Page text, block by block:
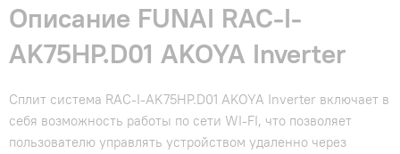
Описание FUNAI RAC-I-
AK75HP.D01 AKOYA Inverter
Сплит система RAC-I-AK75HP.D01 AKOYA Inverter включает в
себя возможность работы по сети WI-FI, что позволяет
пользователю управлять устройством удаленно через